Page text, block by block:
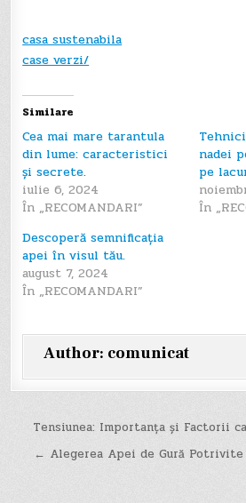
casa sustenabila
case verzi/
Similare
Cea mai mare tarantula
din lume: caracteristici
și secrete.
iulie 6, 2024
În „RECOMANDARI”
nadei
pe
În
Descoperă semnificația
apei în visul tău.
august 7, 2024
În „RECOMANDARI”
Author: comunicat
Navigare
Tensiunea: Importanța și Factorii
← Alegerea Apei de Gură Potrivite